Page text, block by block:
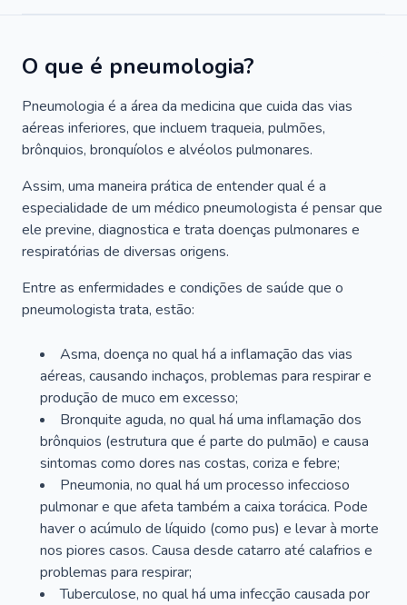
O que é pneumologia?
Pneumologia é a área da medicina que cuida das vias
aéreas inferiores, que incluem traqueia, pulmões,
brônquios, bronquíolos e alvéolos pulmonares.
Assim, uma maneira prática de entender qual é a
especialidade de um médico pneumologista é pensar que
ele previne, diagnostica e trata doenças pulmonares e
respiratórias de diversas origens.
Entre as enfermidades e condições de saúde que o
pneumologista trata, estão:
Asma, doença no qual há a inflamação das vias
aéreas, causando inchaços, problemas para respirar e
produção de muco em excesso;
Bronquite aguda, no qual há uma inflamação dos
brônquios (estrutura que é parte do pulmão) e causa
sintomas como dores nas costas, coriza e febre;
Pneumonia, no qual há um processo infeccioso
pulmonar e que afeta também a caixa torácica. Pode
haver o acúmulo de líquido (como pus) e levar à morte
nos piores casos. Causa desde catarro até calafrios e
problemas para respirar;
Tuberculose, no qual há uma infecção causada por